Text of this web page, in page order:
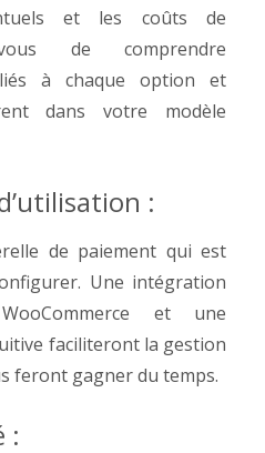
et les coûts de
vous de comprendre
à chaque option et
dans votre modèle
:
de paiement qui est
Une intégration
et une
faciliteront la gestion
feront gagner du temps.
: